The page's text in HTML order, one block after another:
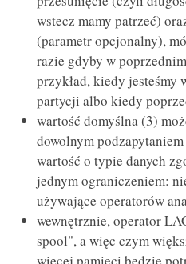
wstecz mamy patrzeć)
(parametr opcjonalny),
razie gdyby w
przykład, kiedy jesteśmy
partycji albo kiedy
wartość domyślna (3)
dowolnym
wartość o typie danych
jednym ograniczeniem:
używające operatorów
wewnętrznie, operator
spool", a więc czym